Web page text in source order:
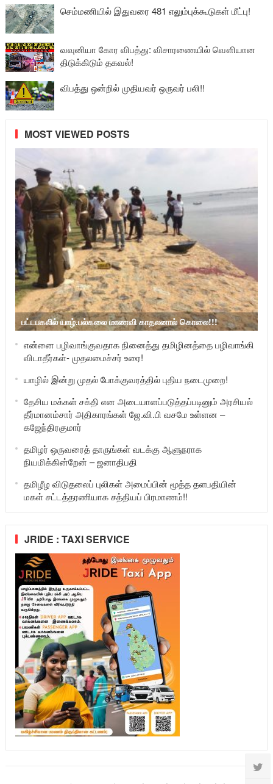
செம்மணியில் இதுவரை 481 எலும்புக்கூடுகள் மீட்பு!
வவுனியா கோர விபத்து: விசாரணையில் வௌியான
திடுக்கிடும் தகவல்!
விபத்து ஒன்றில் முதியவர் ஒருவர் பலி!!
MOST VIEWED POSTS
பட்டபகலில் யாழ்.பல்கலை மாணவி காதலனால் கொலை!!!
என்னை பழிவாங்குவதாக நினைத்து தமிழினத்தை பழிவாங்கி
விடாதீர்கள்- முதலமைச்சர் உரை!
யாழில் இன்று முதல் போக்குவரத்தில் புதிய நடைமுறை!
தேசிய மக்கள் சக்தி என அடையாளப்படுத்தப்படினும் அரசியல்
தீர்மானம்சார் அதிகாரங்கள் ஜே.வி.பி வசமே உள்ளன –
கஜேந்திரகுமார்
தமிழர் ஒருவரைத் தாருங்கள் வடக்கு ஆளுநராக
நியமிக்கின்றேன் – ஜனாதிபதி
தமிழீழ விடுதலைப் புலிகள் அமைப்பின் மூத்த தளபதியின்
மகள் சட்டத்தரணியாக சத்தியப் பிரமாணம்!!
JRIDE : TAXI SERVICE